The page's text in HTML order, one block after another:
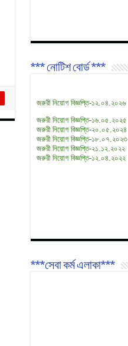
*** নোটিশ বোর্ড ***
জরুরী নিয়োগ বিজ্ঞপ্তি-১২.০৪.২০২৬
জরুরী নিয়োগ বিজ্ঞপ্তি-১৬.০৫.২০২৫
জরুরী নিয়োগ বিজ্ঞপ্তি-২০.০৫.২০২৪
জরুরী নিয়োগ বিজ্ঞপ্তি-১৮.০৭.২০২৩
জরুরী নিয়োগ বিজ্ঞপ্তি-২১.১২.২০২২
জরুরী নিয়োগ বিজ্ঞপ্তি-১২.০৪.২০২২
***সেবা কর্ম এলাকা***